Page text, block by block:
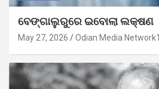
ବେଙ୍ଗାଲୁରୁରେ ଇବୋଲା ଲକ୍ଷଣ
May 27, 2026 Odian Media Network1